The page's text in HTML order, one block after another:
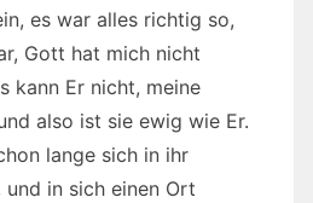
es war alles richtig so,
Gott hat mich nicht
kann Er nicht, meine
also ist sie ewig wie Er.
lange sich in ihr
und in sich einen Ort